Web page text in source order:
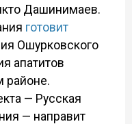
Дашинимаев.
готовит
Ошурковского
апатитов
районе.
— Русская
— направит